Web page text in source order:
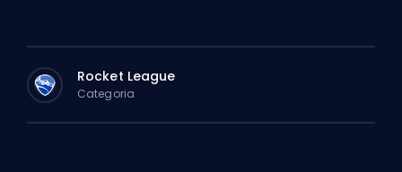
Rocket League
Categoria